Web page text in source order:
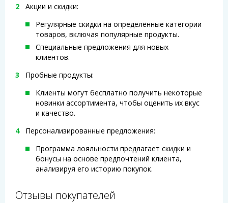
Акции и скидки:
Регулярные скидки на определённые категории
товаров, включая популярные продукты.
Специальные предложения для новых
клиентов.
Пробные продукты:
Клиенты могут бесплатно получить некоторые
новинки ассортимента, чтобы оценить их вкус
и качество.
Персонализированные предложения:
Программа лояльности предлагает скидки и
бонусы на основе предпочтений клиента,
анализируя его историю покупок.
Отзывы покупателей